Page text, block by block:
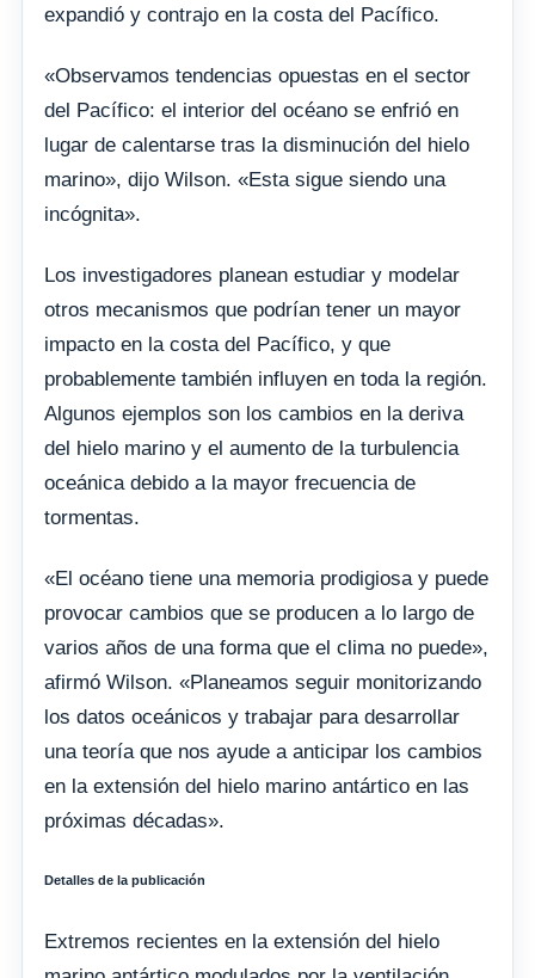
expandió y contrajo en la costa del Pacífico.
«Observamos tendencias opuestas en el sector
del Pacífico: el interior del océano se enfrió en
lugar de calentarse tras la disminución del hielo
marino», dijo Wilson. «Esta sigue siendo una
incógnita».
Los investigadores planean estudiar y modelar
otros mecanismos que podrían tener un mayor
impacto en la costa del Pacífico, y que
probablemente también influyen en toda la región.
Algunos ejemplos son los cambios en la deriva
del hielo marino y el aumento de la turbulencia
oceánica debido a la mayor frecuencia de
tormentas.
«El océano tiene una memoria prodigiosa y puede
provocar cambios que se producen a lo largo de
varios años de una forma que el clima no puede»,
afirmó Wilson. «Planeamos seguir monitorizando
los datos oceánicos y trabajar para desarrollar
una teoría que nos ayude a anticipar los cambios
en la extensión del hielo marino antártico en las
próximas décadas».
Detalles de la publicación
Extremos recientes en la extensión del hielo